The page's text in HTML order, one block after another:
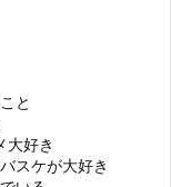
と
大好き
スケが大好き